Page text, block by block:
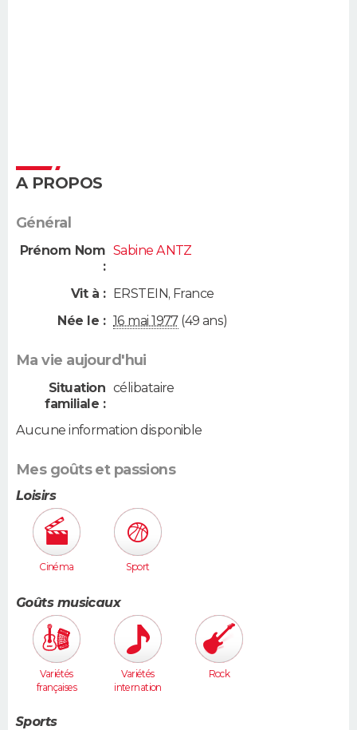
A PROPOS
Général
Prénom Nom
:
Sabine ANTZ
Vit à : ERSTEIN, France
Née le : 16 mai 1977(49 ans)
Ma vie aujourd'hui
Situation
familiale :
célibataire
Aucune information disponible
Mes goûts et passions
Loisirs
Cinéma Sport
Goûts musicaux
Variétés
françaises
Variétés
internation
Rock
Sports